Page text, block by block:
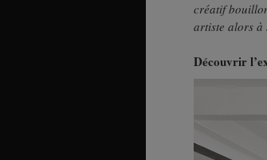
créatif
artiste alors à
Découvrir